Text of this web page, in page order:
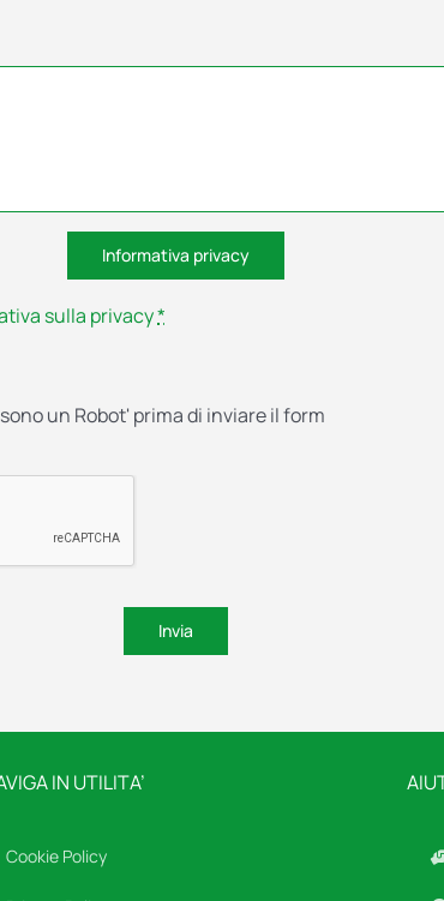
Informativa privacy
sulla privacy*
un Robot' prima di inviare il form
Invia
IN UTILITA’
Cookie Policy